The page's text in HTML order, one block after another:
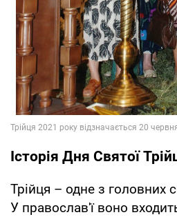
Історія Дня Святої
Трійця – одне з головних
У православ'ї воно